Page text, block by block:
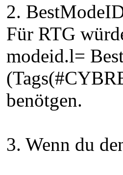
2.
Für RTG
modeid.l=
benötgen.
3. Wenn du